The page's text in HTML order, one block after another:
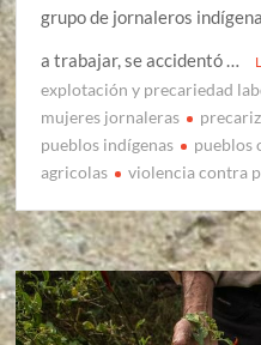
grupo de jornaleros
a trabajar, se accidentó …
explotación y precariedad
mujeres jornaleras
pueblos indígenas
pueblos
agricolas
violencia contra